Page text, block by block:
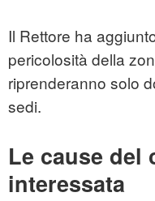
Il Rettore ha
pericolosità della
riprenderanno solo
sedi.
Le cause del
interessata